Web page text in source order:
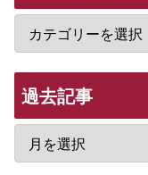
過去記事